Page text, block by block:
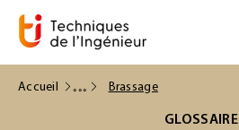
Accueil Brassage
GLOSSAIRE